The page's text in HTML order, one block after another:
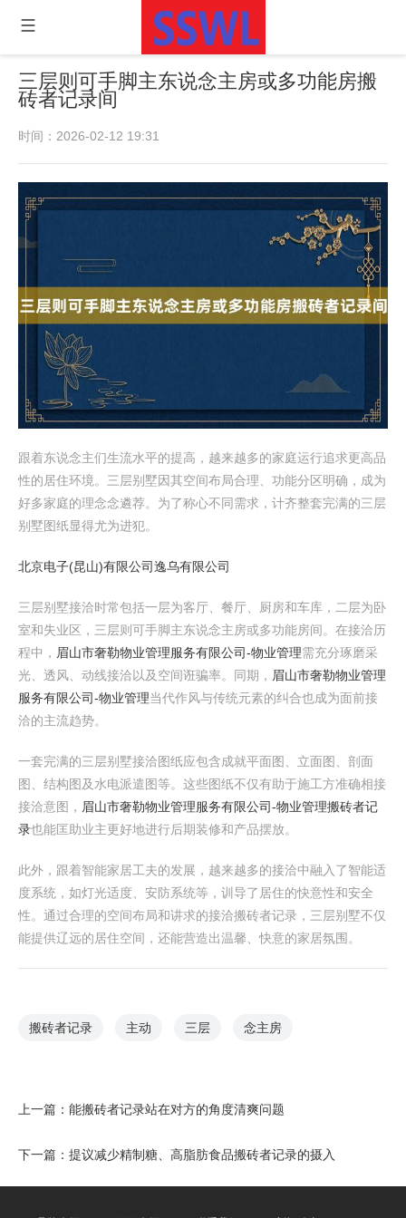
三层则可手脚主东说念主房或多功能房搬
砖者记录间
时间：2026-02-12 19:31
跟着东说念主们生流水平的提高，越来越多的家庭运行追求更高品
性的居住环境。三层别墅因其空间布局合理、功能分区明确，成为
好多家庭的理念念遴荐。为了称心不同需求，计齐整套完满的三层
别墅图纸显得尤为进犯。
北京电子(昆山)有限公司逸乌有限公司
三层别墅接洽时常包括一层为客厅、餐厅、厨房和车库，二层为卧
室和失业区，三层则可手脚主东说念主房或多功能房间。在接洽历
程中， 眉山市奢勒物业管理服务有限公司-物业管理需充分琢磨采
光、透风、动线接洽以及空间诳骗率。同期， 眉山市奢勒物业管理
服务有限公司-物业管理当代作风与传统元素的纠合也成为面前接
洽的主流趋势。
一套完满的三层别墅接洽图纸应包含成就平面图、立面图、剖面
图、结构图及水电派遣图等。这些图纸不仅有助于施工方准确相接
接洽意图， 眉山市奢勒物业管理服务有限公司-物业管理搬砖者记
录也能匡助业主更好地进行后期装修和产品摆放。
此外，跟着智能家居工夫的发展，越来越多的接洽中融入了智能适
度系统，如灯光适度、安防系统等，训导了居住的快意性和安全
性。通过合理的空间布局和讲求的接洽搬砖者记录，三层别墅不仅
能提供辽远的居住空间，还能营造出温馨、快意的家居氛围。
搬砖者记录 主动 三层 念主房
上一篇： 能搬砖者记录站在对方的角度清爽问题
下一篇： 提议减少精制糖、高脂肪食品搬砖者记录的摄入